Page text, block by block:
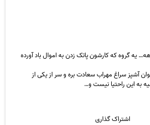
یه گروه که کارشون پاتک زدن به اموال باد آورده
آشپز سراغ مهراب سعادت بره و سر از یکی از
به این راحتیا نیست و…
اشتراک گذاری